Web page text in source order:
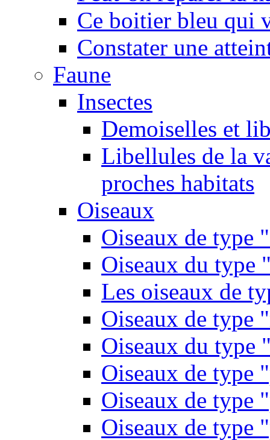
Ce boitier bleu qui
Constater une
Faune
Insectes
Demoiselles et
Libellules de la
proches habitats
Oiseaux
Oiseaux de type
Oiseaux du type
Les oiseaux de
Oiseaux de type
Oiseaux du type
Oiseaux de type
Oiseaux de type
Oiseaux de type